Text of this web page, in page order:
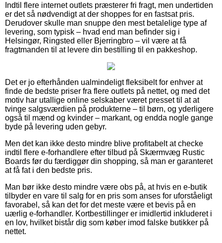
Indtil flere internet outlets præsterer fri fragt, men undertiden
er det så nødvendigt at der shoppes for en fastsat pris.
Derudover skulle man snuppe den mest betalelige type af
levering, som typisk – hvad end man befinder sig i
Helsingør, Ringsted eller Bjerringbro – vil være at få
fragtmanden til at levere din bestilling til en pakkeshop.
Det er jo efterhånden ualmindeligt fleksibelt for enhver at
finde de bedste priser fra flere outlets på nettet, og med det
motiv har utallige online selskaber været presset til at at
tvinge salgsværdien på produkterne – til børn, og yderligere
også til mænd og kvinder – markant, og endda nogle gange
byde på levering uden gebyr.
Men det kan ikke desto mindre blive profitabelt at checke
indtil flere e-forhandlere efter tilbud på Skærmvæg Rustic
Boards før du færdiggør din shopping, så man er garanteret
at få fat i den bedste pris.
Man bør ikke desto mindre være obs på, at hvis en e-butik
tilbyder en vare til salg for en pris som anses for uforståeligt
favorabel, så kan det for det meste være et bevis på en
uærlig e-forhandler. Kortbestillinger er imidlertid inkluderet i
en lov, hvilket bistår dig som køber imod falske butikker på
nettet.